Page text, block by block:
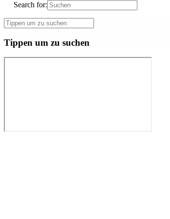
Search for:
Tippen um zu suchen